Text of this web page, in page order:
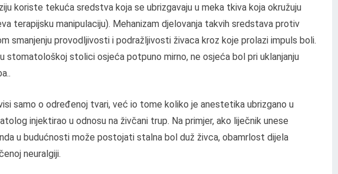
koriste tekuća sredstva koja se ubrizgavaju u meka tkiva koja okružuju
terapijsku manipulaciju). Mehanizam djelovanja takvih sredstava protiv
smanjenju provodljivosti i podražljivosti živaca kroz koje prolazi impuls boli.
stomatološkoj stolici osjeća potpuno mirno, ne osjeća bol pri uklanjanju
samo o određenoj tvari, već io tome koliko je anestetika ubrizgano u
injektirao u odnosu na živčani trup. Na primjer, ako liječnik unese
u budućnosti može postojati stalna bol duž živca, obamrlost dijela
neuralgiji.